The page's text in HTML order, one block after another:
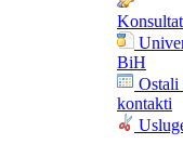
BiH
Ostali
kontakti